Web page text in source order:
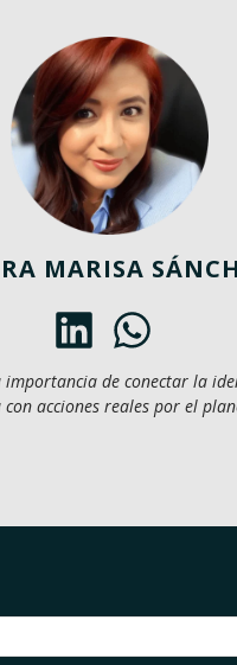
MARISA
importancia de conectar la
con acciones reales por el